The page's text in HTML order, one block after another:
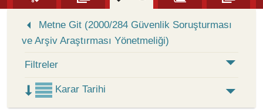
Metne Git (2000/284 Güvenlik Soruşturması
ve Arşiv Araştırması Yönetmeliği)
Filtreler
Karar Tarihi